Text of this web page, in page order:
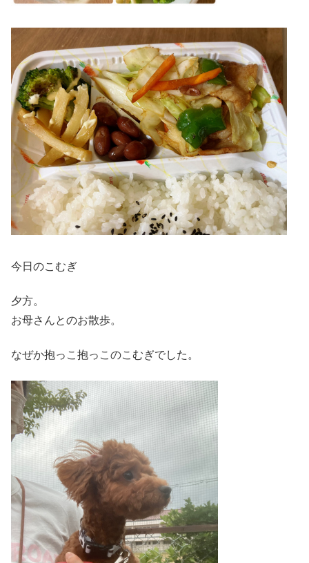
今日のこむぎ
夕方。
お母さんとのお散歩。
なぜか抱っこ抱っこのこむぎでした。